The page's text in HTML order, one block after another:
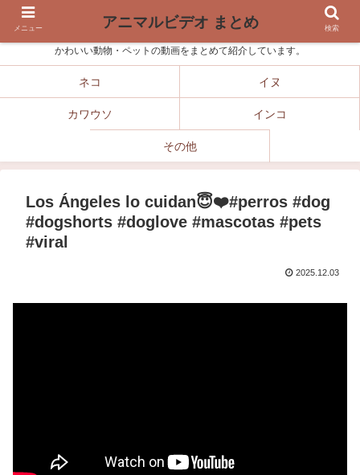
かわいい動物・ペットの動画をまとめて紹介しています。
ネコ イヌ
カワウソ インコ
その他
Los Ángeles lo cuidan😇❤️#perros #dog
#dogshorts #doglove #mascotas #pets
#viral
2025.12.03
メニュー アニマルビデオ まとめ 検索